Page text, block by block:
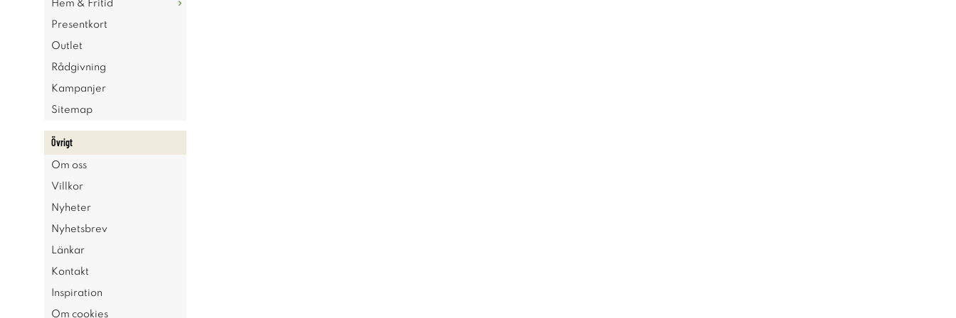
Hem & Fritid
Presentkort
Outlet
Rådgivning
Kampanjer
Sitemap
Övrigt
Om oss
Villkor
Nyheter
Nyhetsbrev
Länkar
Kontakt
Inspiration
Om cookies